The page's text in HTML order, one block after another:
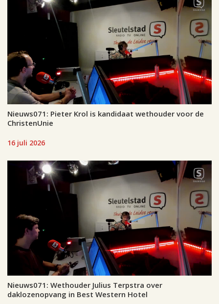
Nieuws071: Pieter Krol is kandidaat wethouder voor de
ChristenUnie
16 juli 2026
Nieuws071: Wethouder Julius Terpstra over
daklozenopvang in Best Western Hotel